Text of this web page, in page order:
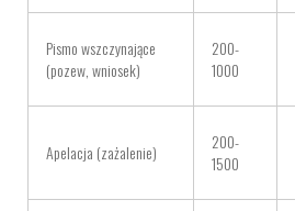
Pismo wszczynające
(pozew, wniosek)
200-
1000
Apelacja (zażalenie)
200-
1500